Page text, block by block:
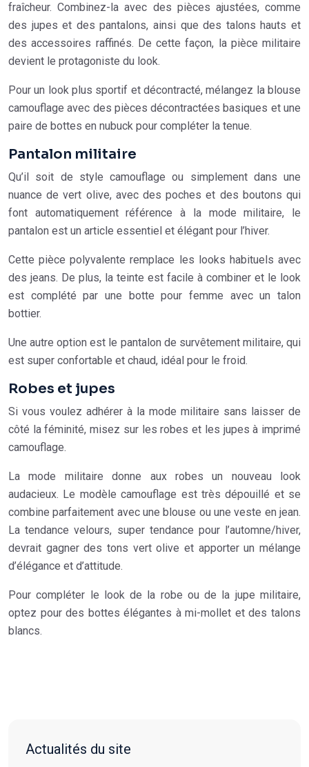
fraîcheur. Combinez-la avec des pièces ajustées, comme
des jupes et des pantalons, ainsi que des talons hauts et
des accessoires raffinés. De cette façon, la pièce militaire
devient le protagoniste du look.
Pour un look plus sportif et décontracté, mélangez la blouse
camouflage avec des pièces décontractées basiques et une
paire de bottes en nubuck pour compléter la tenue.
Pantalon militaire
Qu’il soit de style camouflage ou simplement dans une
nuance de vert olive, avec des poches et des boutons qui
font automatiquement référence à la mode militaire, le
pantalon est un article essentiel et élégant pour l’hiver.
Cette pièce polyvalente remplace les looks habituels avec
des jeans. De plus, la teinte est facile à combiner et le look
est complété par une botte pour femme avec un talon
bottier.
Une autre option est le pantalon de survêtement militaire, qui
est super confortable et chaud, idéal pour le froid.
Robes et jupes
Si vous voulez adhérer à la mode militaire sans laisser de
côté la féminité, misez sur les robes et les jupes à imprimé
camouflage.
La mode militaire donne aux robes un nouveau look
audacieux. Le modèle camouflage est très dépouillé et se
combine parfaitement avec une blouse ou une veste en jean.
La tendance velours, super tendance pour l’automne/hiver,
devrait gagner des tons vert olive et apporter un mélange
d’élégance et d’attitude.
Pour compléter le look de la robe ou de la jupe militaire,
optez pour des bottes élégantes à mi-mollet et des talons
blancs.
Actualités du site